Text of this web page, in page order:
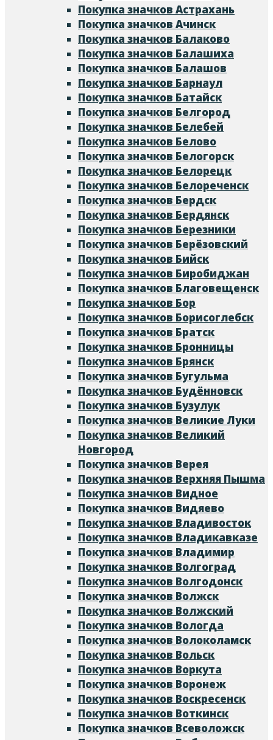
Покупка значков Астрахань
Покупка значков Ачинск
Покупка значков Балаково
Покупка значков Балашиха
Покупка значков Балашов
Покупка значков Барнаул
Покупка значков Батайск
Покупка значков Белгород
Покупка значков Белебей
Покупка значков Белово
Покупка значков Белогорск
Покупка значков Белорецк
Покупка значков Белореченск
Покупка значков Бердск
Покупка значков Бердянск
Покупка значков Березники
Покупка значков Берёзовский
Покупка значков Бийск
Покупка значков Биробиджан
Покупка значков Благовещенск
Покупка значков Бор
Покупка значков Борисоглебск
Покупка значков Братск
Покупка значков Бронницы
Покупка значков Брянск
Покупка значков Бугульма
Покупка значков Будённовск
Покупка значков Бузулук
Покупка значков Великие Луки
Покупка значков Великий
Новгород
Покупка значков Верея
Покупка значков Верхняя Пышма
Покупка значков Видное
Покупка значков Видяево
Покупка значков Владивосток
Покупка значков Владикавказе
Покупка значков Владимир
Покупка значков Волгоград
Покупка значков Волгодонск
Покупка значков Волжск
Покупка значков Волжский
Покупка значков Вологда
Покупка значков Волоколамск
Покупка значков Вольск
Покупка значков Воркута
Покупка значков Воронеж
Покупка значков Воскресенск
Покупка значков Воткинск
Покупка значков Всеволожск